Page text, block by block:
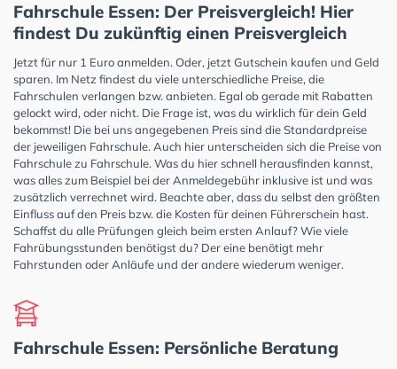
Fahrschule Essen: Der Preisvergleich! Hier
findest Du zukünftig einen Preisvergleich
Jetzt für nur 1 Euro anmelden. Oder, jetzt Gutschein kaufen und Geld
sparen. Im Netz findest du viele unterschiedliche Preise, die
Fahrschulen verlangen bzw. anbieten. Egal ob gerade mit Rabatten
gelockt wird, oder nicht. Die Frage ist, was du wirklich für dein Geld
bekommst! Die bei uns angegebenen Preis sind die Standardpreise
der jeweiligen Fahrschule. Auch hier unterscheiden sich die Preise von
Fahrschule zu Fahrschule. Was du hier schnell herausfinden kannst,
was alles zum Beispiel bei der Anmeldegebühr inklusive ist und was
zusätzlich verrechnet wird. Beachte aber, dass du selbst den größten
Einfluss auf den Preis bzw. die Kosten für deinen Führerschein hast.
Schaffst du alle Prüfungen gleich beim ersten Anlauf? Wie viele
Fahrübungsstunden benötigst du? Der eine benötigt mehr
Fahrstunden oder Anläufe und der andere wiederum weniger.
Fahrschule Essen: Persönliche Beratung